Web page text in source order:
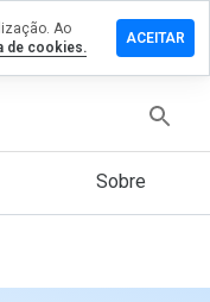
Sobre
Ao
de cookies.
ACEITAR